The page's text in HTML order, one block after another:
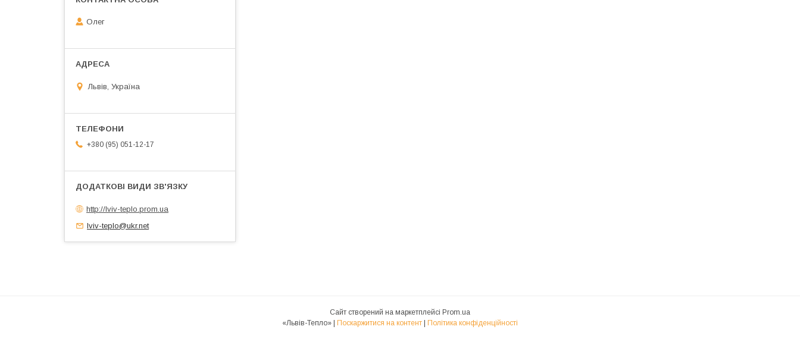
Олег
Львів, Україна
+380 (95) 051-12-17
http://lviv-teplo.prom.ua
lviv-teplo@ukr.net
Сайт створений на маркетплейсі Prom.ua
«Львів-Тепло» | Поскаржитися на контент | Політика конфіденційності